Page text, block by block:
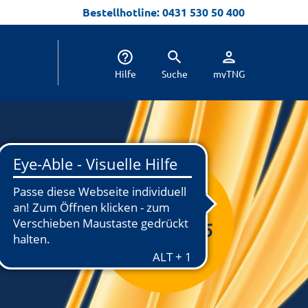
Bestellhotline: 0431 530 50 400
help_outline
Hilfe
search
Suche
person
myTNG
Aktion bis
31.08.2026